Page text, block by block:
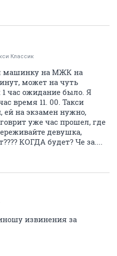
Классик
машинку на МЖК на
может на чуть
час ожидание было. Я
время 11. 00. Такси
ей на экзамен нужно,
уже час прошел, где
девушка,
КОГДА будет? Че за....
извинения за